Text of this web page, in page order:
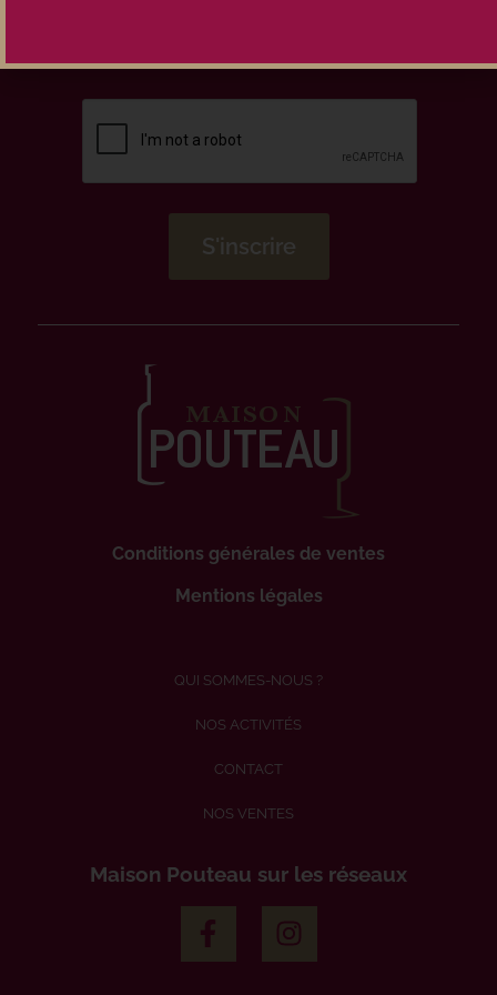
Conditions générales de ventes
Mentions légales
QUI SOMMES-NOUS ?
NOS ACTIVITÉS
CONTACT
NOS VENTES
Maison Pouteau sur les réseaux